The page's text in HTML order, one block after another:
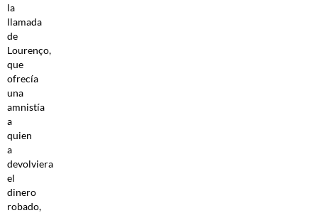
la
llamada
de
Lourenço,
que
ofrecía
una
amnistía
a
quien
a
devolviera
el
dinero
robado,